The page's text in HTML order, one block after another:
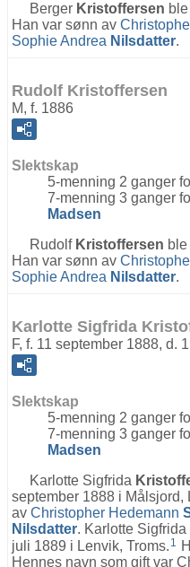
Berger Kristoffersen
Han var sønn av
Sophie Andrea Nilsdatter.
Rudolf Kristoffersen
M, f. 1886
Slektskap
5-menning 2 ganger
7-menning 3 ganger
Madsen
Rudolf Kristoffersen
Han var sønn av
Sophie Andrea Nilsdatter.
Karlotte Sigfrida
F, f. 11 september 1888, d.
Slektskap
5-menning 2 ganger
7-menning 3 ganger
Madsen
Karlotte Sigfrida
september 1888 i Målsjord,
av Christopher Hedemann
Nilsdatter. Karlotte
juli 1889 i Lenvik, Troms. 1
Hennes navn som gift var